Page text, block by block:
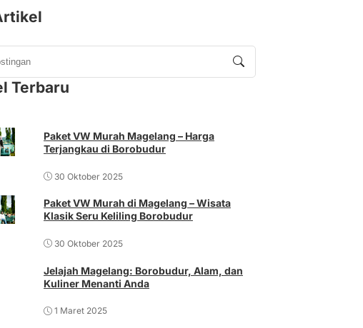
Terbaru
Paket VW Murah Magelang – Harga
Terjangkau di Borobudur
30 Oktober 2025
Paket VW Murah di Magelang – Wisata
Klasik Seru Keliling Borobudur
30 Oktober 2025
Jelajah Magelang: Borobudur, Alam, dan
Kuliner Menanti Anda
1 Maret 2025